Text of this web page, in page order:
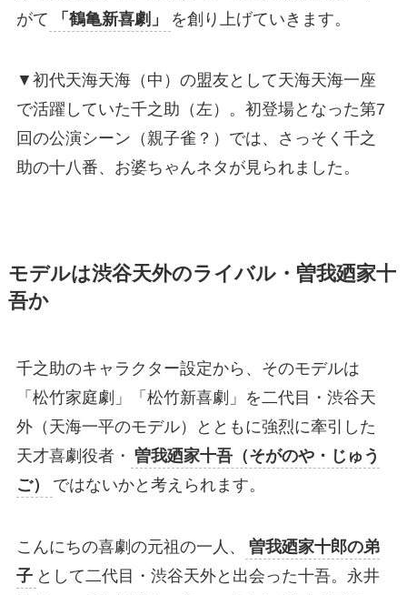
がて
「鶴亀新喜劇」 を創り上げていきます。
▼初代天海天海（中）の盟友として天海天海一座
で活躍していた千之助（左）。初登場となった第7
回の公演シーン（親子雀？）では、さっそく千之
助の十八番、お婆ちゃんネタが見られました。
モデルは渋谷天外のライバル・曽我廼家十
吾か
千之助のキャラクター設定から、そのモデルは
「松竹家庭劇」「松竹新喜劇」を二代目・渋谷天
外（天海一平のモデル）とともに強烈に牽引した
天才喜劇役者・ 曽我廼家十吾（そがのや・じゅう
ご）
ではないかと考えられます。
こんにちの喜劇の元祖の一人、
曽我廼家十郎の弟
子 として二代目・渋谷天外と出会った十吾。永井